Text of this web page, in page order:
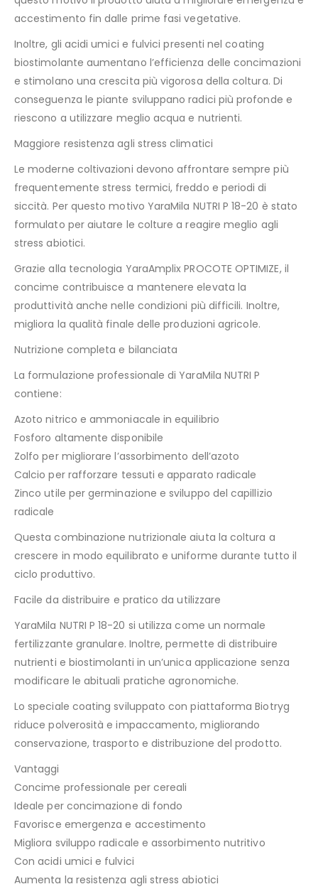
accestimento fin dalle prime fasi vegetative.
Inoltre, gli acidi umici e fulvici presenti nel coating
biostimolante aumentano l’efficienza delle concimazioni
e stimolano una crescita più vigorosa della coltura. Di
conseguenza le piante sviluppano radici più profonde e
riescono a utilizzare meglio acqua e nutrienti.
Maggiore resistenza agli stress climatici
Le moderne coltivazioni devono affrontare sempre più
frequentemente stress termici, freddo e periodi di
siccità. Per questo motivo YaraMila NUTRI P 18-20 è stato
formulato per aiutare le colture a reagire meglio agli
stress abiotici.
Grazie alla tecnologia YaraAmplix PROCOTE OPTIMIZE, il
concime contribuisce a mantenere elevata la
produttività anche nelle condizioni più difficili. Inoltre,
migliora la qualità finale delle produzioni agricole.
Nutrizione completa e bilanciata
La formulazione professionale di YaraMila NUTRI P
contiene:
Azoto nitrico e ammoniacale in equilibrio
Fosforo altamente disponibile
Zolfo per migliorare l’assorbimento dell’azoto
Calcio per rafforzare tessuti e apparato radicale
Zinco utile per germinazione e sviluppo del capillizio
radicale
Questa combinazione nutrizionale aiuta la coltura a
crescere in modo equilibrato e uniforme durante tutto il
ciclo produttivo.
Facile da distribuire e pratico da utilizzare
YaraMila NUTRI P 18-20 si utilizza come un normale
fertilizzante granulare. Inoltre, permette di distribuire
nutrienti e biostimolanti in un’unica applicazione senza
modificare le abituali pratiche agronomiche.
Lo speciale coating sviluppato con piattaforma Biotryg
riduce polverosità e impaccamento, migliorando
conservazione, trasporto e distribuzione del prodotto.
Vantaggi
Concime professionale per cereali
Ideale per concimazione di fondo
Favorisce emergenza e accestimento
Migliora sviluppo radicale e assorbimento nutritivo
Con acidi umici e fulvici
Aumenta la resistenza agli stress abiotici